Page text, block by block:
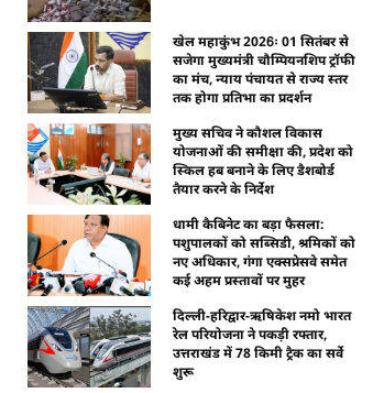
खेल महाकुंभ 2026ः 01 सितंबर से
सजेगा मुख्यमंत्री चौम्पियनशिप ट्रॉफी
का मंच, न्याय पंचायत से राज्य स्तर
तक होगा प्रतिभा का प्रदर्शन
मुख्य सचिव ने कौशल विकास
योजनाओं की समीक्षा की, प्रदेश को
स्किल हब बनाने के लिए डैशबोर्ड
तैयार करने के निर्देश
धामी कैबिनेट का बड़ा फैसला:
पशुपालकों को सब्सिडी, श्रमिकों को
नए अधिकार, गंगा एक्सप्रेसवे समेत
कई अहम प्रस्तावों पर मुहर
दिल्ली-हरिद्वार-ऋषिकेश नमो भारत
रेल परियोजना ने पकड़ी रफ्तार,
उत्तराखंड में 78 किमी ट्रैक का सर्वे
शुरू